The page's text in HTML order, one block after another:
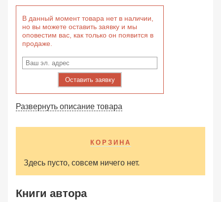
В данный момент товара нет в наличии,
но вы можете оставить заявку и мы
оповестим вас, как только он появится в
продаже.
Оставить заявку
Развернуть описание товара
КОРЗИНА
Здесь пусто, совсем ничего нет.
Книги автора